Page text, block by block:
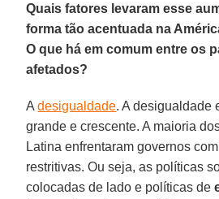
Quais fatores levaram esse
forma tão acentuada na
O que há em comum entre os
afetados?
Adesigualdade. A desigualdade
grande e crescente. A maioria
Latina enfrentaram governos
restritivas. Ou seja, as políticas
colocadas de lado e políticas de